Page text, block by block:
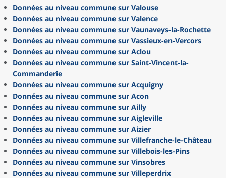
Données au niveau commune sur Valouse
Données au niveau commune sur Valence
Données au niveau commune sur Vaunaveys-la-Rochette
Données au niveau commune sur Vassieux-en-Vercors
Données au niveau commune sur Aclou
Données au niveau commune sur Saint-Vincent-la-
Commanderie
Données au niveau commune sur Acquigny
Données au niveau commune sur Acon
Données au niveau commune sur Ailly
Données au niveau commune sur Aigleville
Données au niveau commune sur Aizier
Données au niveau commune sur Villefranche-le-Château
Données au niveau commune sur Villebois-les-Pins
Données au niveau commune sur Vinsobres
Données au niveau commune sur Villeperdrix